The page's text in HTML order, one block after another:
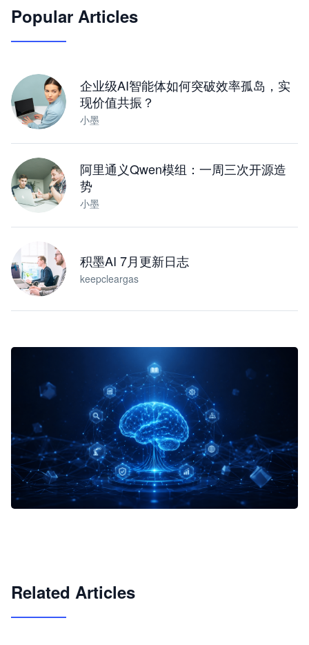
JimoClaw 桌面 AI Agent 工作台
Popular Articles
企业级AI智能体如何突破效率孤岛，实
现价值共振？
小墨
阿里通义Qwen模组：一周三次开源造
势
小墨
积墨AI 7月更新日志
keepcleargas
Related Articles